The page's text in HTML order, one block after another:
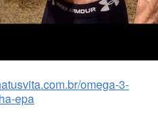
omega-3-
epa